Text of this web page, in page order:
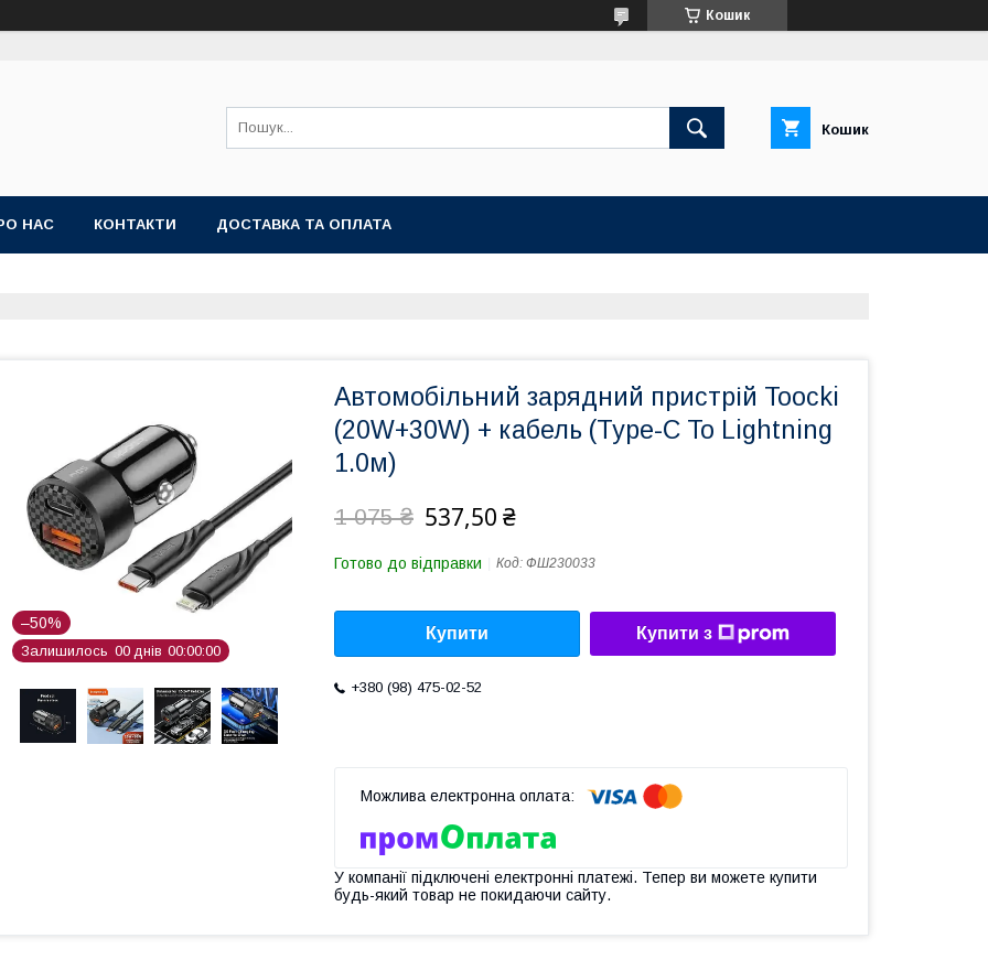
Кошик
Кошик
НАС КОНТАКТИ ДОСТАВКА ТА ОПЛАТА
–50%
Залишилось 00 днів 00 00 00
Автомобільний зарядний пристрій Toocki
(20W+30W) + кабель (Type-C To Lightning
1.0м)
1 075 ₴ 537,50 ₴
Готово до відправки Код: ФШ230033
Купити Купити з
+380 (98) 475-02-52
У компанії підключені електронні платежі. Тепер ви можете купити
будь-який товар не покидаючи сайту.